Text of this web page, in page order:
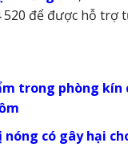
520 để được hỗ trợ
trong phòng kín
nóng có gây hại